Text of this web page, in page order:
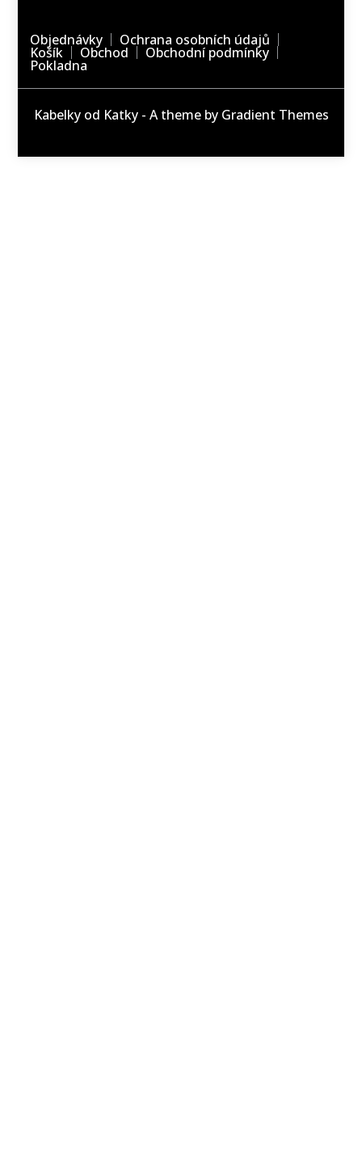
Objednávky Ochrana osobních údajů
Košík Obchod Obchodní podmínky
Pokladna
Kabelky od Katky - A theme by Gradient Themes